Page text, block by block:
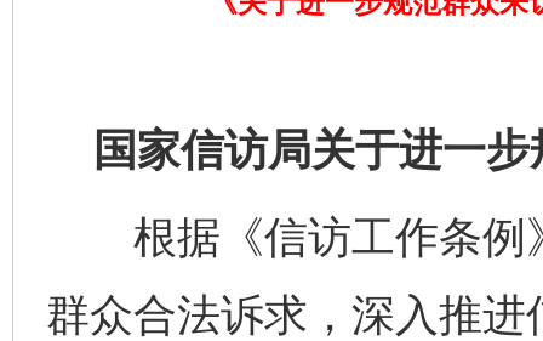
国家信访局关于进一
根据《信访工作条例
群众合法诉求，深入推